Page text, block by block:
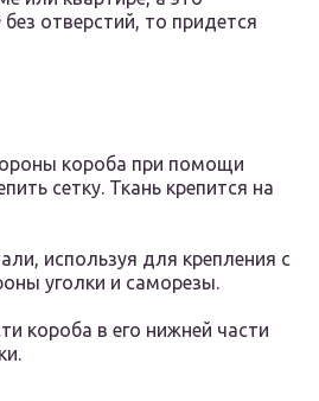
отверстий, то придется
короба при помощи
сетку. Ткань крепится на
используя для крепления с
уголки и саморезы.
короба в его нижней части